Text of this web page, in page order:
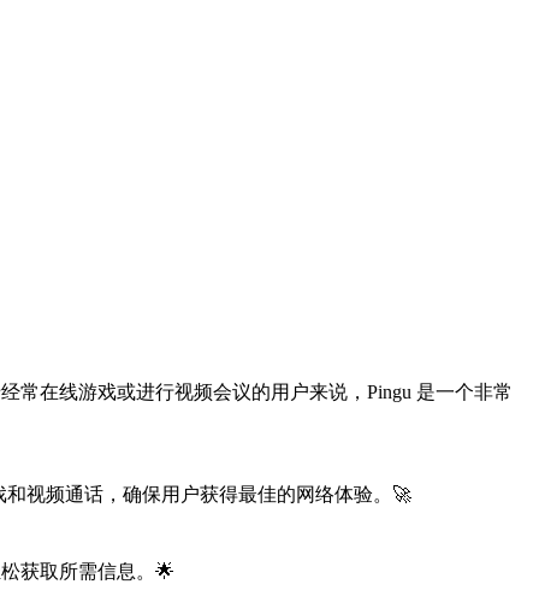
常在线游戏或进行视频会议的用户来说，Pingu 是一个非常
视频通话，确保用户获得最佳的网络体验。🚀
获取所需信息。🌟